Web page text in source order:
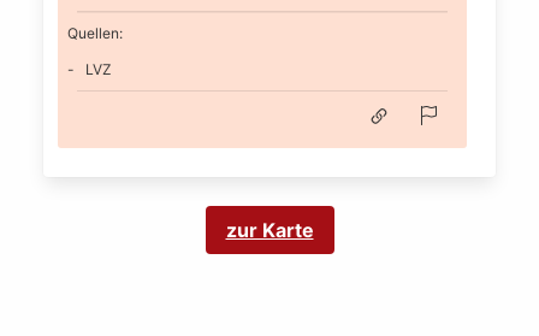
Quellen:
LVZ
zur Karte